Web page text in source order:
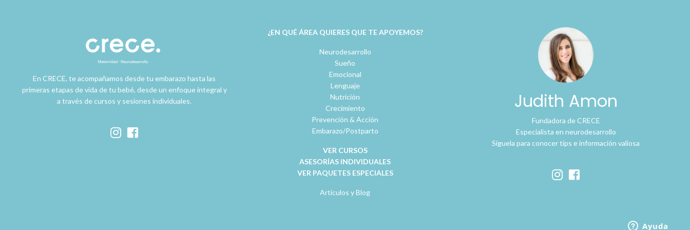
En CRECE, te acompañamos desde tu embarazo hasta las
primeras etapas de vida de tu bebé, desde un enfoque integral y
a través de cursos y sesiones individuales.
¿EN QUÉ ÁREA QUIERES QUE TE APOYEMOS?
Neurodesarrollo
Sueño
Emocional
Lenguaje
Nutrición
Crecimiento
Prevención & Acción
Embarazo/Postparto
VER CURSOS
ASESORÍAS INDIVIDUALES
VER PAQUETES ESPECIALES
Artículos y Blog
Judith Amon
Fundadora de CRECE
Especialista en neurodesarrollo
Siguela para conocer tips e información valiosa